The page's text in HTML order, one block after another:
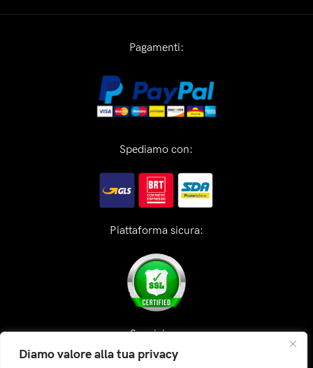
Diamo valore alla tua privacy
Pagamenti:
Spediamo con:
Piattaforma sicura:
Seguici su: